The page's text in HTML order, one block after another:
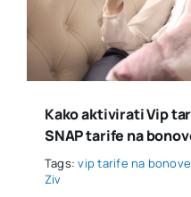
Kako aktivirati Vip
SNAP tarife na
Tags:vip tarife na bonove
Ziv